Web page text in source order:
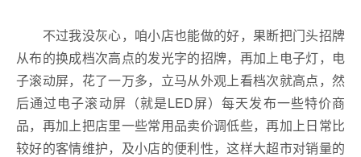
不过我没灰心，咱小店也能做的好，果断把门头招牌
从布的换成档次高点的发光字的招牌，再加上电子灯，电
子滚动屏，花了一万多，立马从外观上看档次就高点，然
后通过电子滚动屏（就是LED屏）每天发布一些特价商
品，再加上把店里一些常用品卖价调低些，再加上日常比
较好的客情维护，及小店的便利性，这样大超市对销量的